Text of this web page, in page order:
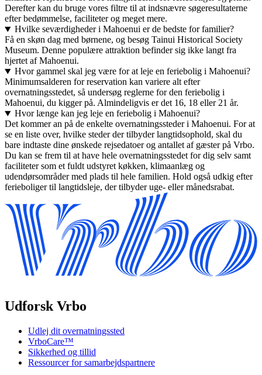
Derefter kan du bruge vores filtre til at indsnævre søgeresultaterne
efter bedømmelse, faciliteter og meget mere.
Hvilke seværdigheder i Mahoenui er de bedste for familier?
Få en skøn dag med børnene, og besøg Tainui Historical Society
Museum. Denne populære attraktion befinder sig ikke langt fra
hjertet af Mahoenui.
Hvor gammel skal jeg være for at leje en feriebolig i Mahoenui?
Minimumsalderen for reservation kan variere alt efter
overnatningsstedet, så undersøg reglerne for den feriebolig i
Mahoenui, du kigger på. Almindeligvis er det 16, 18 eller 21 år.
Hvor længe kan jeg leje en feriebolig i Mahoenui?
Det kommer an på de enkelte overnatningssteder i Mahoenui. For at
se en liste over, hvilke steder der tilbyder langtidsophold, skal du
bare indtaste dine ønskede rejsedatoer og antallet af gæster på Vrbo.
Du kan se frem til at have hele overnatningsstedet for dig selv samt
faciliteter som et fuldt udstyret køkken, klimaanlæg og
udendørsområder med plads til hele familien. Hold også udkig efter
ferieboliger til langtidsleje, der tilbyder uge- eller månedsrabat.
Udforsk Vrbo
Udlej dit overnatningssted
VrboCare™
Sikkerhed og tillid
Ressourcer for samarbejdspartnere